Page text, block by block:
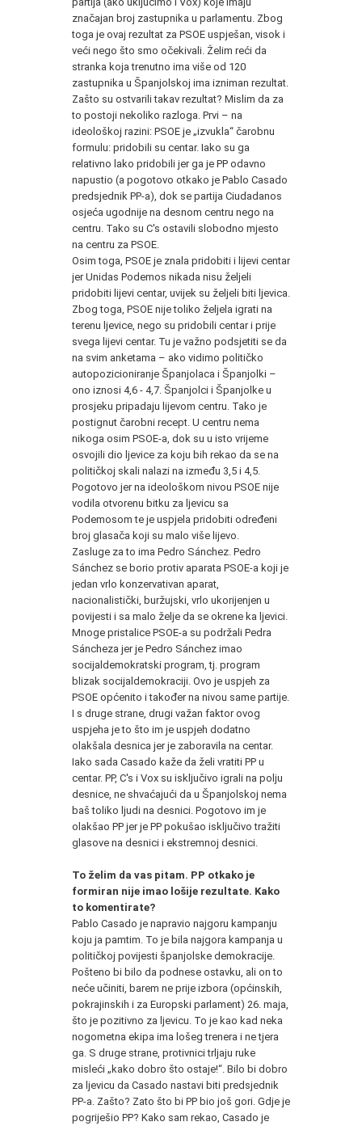
značajan broj zastupnika u parlamentu. Zbog
toga je ovaj rezultat za PSOE uspješan, visok i
veći nego što smo očekivali. Želim reći da
stranka koja trenutno ima više od 120
zastupnika u Španjolskoj ima izniman rezultat.
Zašto su ostvarili takav rezultat? Mislim da za
to postoji nekoliko razloga. Prvi – na
ideološkoj razini: PSOE je „izvukla“ čarobnu
formulu: pridobili su centar. Iako su ga
relativno lako pridobili jer ga je PP odavno
napustio (a pogotovo otkako je Pablo Casado
predsjednik PP-a), dok se partija Ciudadanos
osjeća ugodnije na desnom centru nego na
centru. Tako su C's ostavili slobodno mjesto
na centru za PSOE.
Osim toga, PSOE je znala pridobiti i lijevi centar
jer Unidas Podemos nikada nisu željeli
pridobiti lijevi centar, uvijek su željeli biti ljevica.
Zbog toga, PSOE nije toliko željela igrati na
terenu ljevice, nego su pridobili centar i prije
svega lijevi centar. Tu je važno podsjetiti se da
na svim anketama – ako vidimo političko
autopozicioniranje Španjolaca i Španjolki –
ono iznosi 4,6 - 4,7. Španjolci i Španjolke u
prosjeku pripadaju lijevom centru. Tako je
postignut čarobni recept. U centru nema
nikoga osim PSOE-a, dok su u isto vrijeme
osvojili dio ljevice za koju bih rekao da se na
političkoj skali nalazi na između 3,5 i 4,5.
Pogotovo jer na ideološkom nivou PSOE nije
vodila otvorenu bitku za ljevicu sa
Podemosom te je uspjela pridobiti određeni
broj glasača koji su malo više lijevo.
Zasluge za to ima Pedro Sánchez. Pedro
Sánchez se borio protiv aparata PSOE-a koji je
jedan vrlo konzervativan aparat,
nacionalistički, buržujski, vrlo ukorijenjen u
povijesti i sa malo želje da se okrene ka ljevici.
Mnoge pristalice PSOE-a su podržali Pedra
Sáncheza jer je Pedro Sánchez imao
socijaldemokratski program, tj. program
blizak socijaldemokraciji. Ovo je uspjeh za
PSOE općenito i također na nivou same partije.
I s druge strane, drugi važan faktor ovog
uspjeha je to što im je uspjeh dodatno
olakšala desnica jer je zaboravila na centar.
Iako sada Casado kaže da želi vratiti PP u
centar. PP, C's i Vox su isključivo igrali na polju
desnice, ne shvaćajući da u Španjolskoj nema
baš toliko ljudi na desnici. Pogotovo im je
olakšao PP jer je PP pokušao isključivo tražiti
glasove na desnici i ekstremnoj desnici.
To želim da vas pitam. PP otkako je
formiran nije imao lošije rezultate. Kako
to komentirate?
Pablo Casado je napravio najgoru kampanju
koju ja pamtim. To je bila najgora kampanja u
političkoj povijesti španjolske demokracije.
Pošteno bi bilo da podnese ostavku, ali on to
neće učiniti, barem ne prije izbora (općinskih,
pokrajinskih i za Europski parlament) 26. maja,
što je pozitivno za ljevicu. To je kao kad neka
nogometna ekipa ima lošeg trenera i ne tjera
ga. S druge strane, protivnici trljaju ruke
misleći „kako dobro što ostaje!“. Bilo bi dobro
za ljevicu da Casado nastavi biti predsjednik
PP-a. Zašto? Zato što bi PP bio još gori. Gdje je
pogriješio PP? Kako sam rekao, Casado je